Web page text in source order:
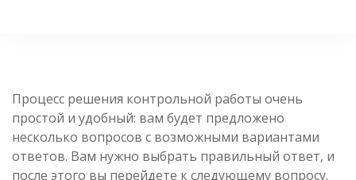
Процесс решения контрольной работы очень
простой и удобный: вам будет предложено
несколько вопросов с возможными вариантами
ответов. Вам нужно выбрать правильный ответ, и
после этого вы перейдете к следующему вопросу.